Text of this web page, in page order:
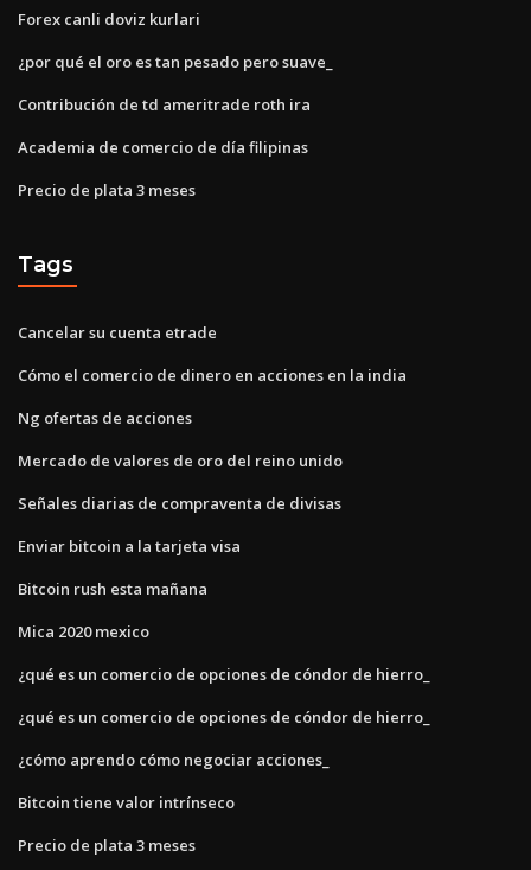
Forex canli doviz kurlari
¿por qué el oro es tan pesado pero suave_
Contribución de td ameritrade roth ira
Academia de comercio de día filipinas
Precio de plata 3 meses
Tags
Cancelar su cuenta etrade
Cómo el comercio de dinero en acciones en la india
Ng ofertas de acciones
Mercado de valores de oro del reino unido
Señales diarias de compraventa de divisas
Enviar bitcoin a la tarjeta visa
Bitcoin rush esta mañana
Mica 2020 mexico
¿qué es un comercio de opciones de cóndor de hierro_
¿qué es un comercio de opciones de cóndor de hierro_
¿cómo aprendo cómo negociar acciones_
Bitcoin tiene valor intrínseco
Precio de plata 3 meses